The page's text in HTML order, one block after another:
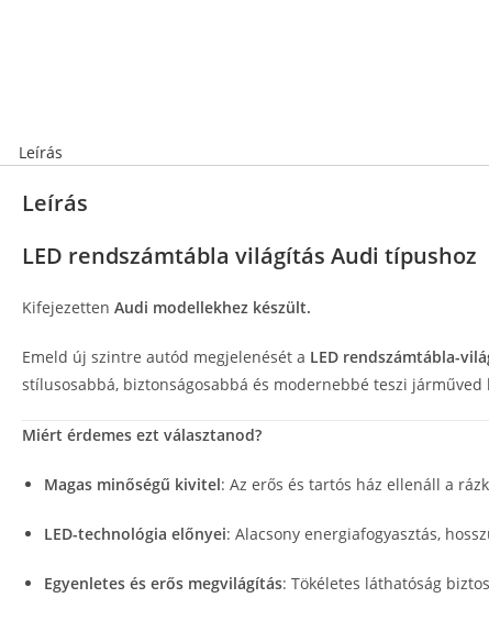
Leírás
Leírás
LED rendszámtábla világítás Audi típushoz
Kifejezetten Audi modellekhez készült.
Emeld új szintre autód megjelenését a LED rendszámtábla-
stílusosabbá, biztonságosabbá és modernebbé teszi járműved
Miért érdemes ezt választanod?
Magas minőségű kivitel: Az erős és tartós ház ellenáll a
LED-technológia előnyei: Alacsony energiafogyasztás,
Egyenletes és erős megvilágítás: Tökéletes láthatóság